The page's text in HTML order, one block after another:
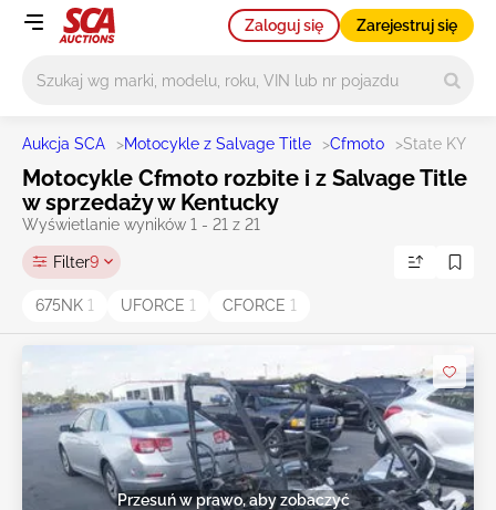
Zaloguj się Zarejestruj się
Aukcja SCA >Motocykle z Salvage Title >Cfmoto >State KY
Motocykle Cfmoto rozbite i z Salvage Title
w sprzedaży w Kentucky
Wyświetlanie wyników 1 - 21 z 21
Filter9
675NK 1 UFORCE 1 CFORCE 1
Przesuń w prawo, aby zobaczyć